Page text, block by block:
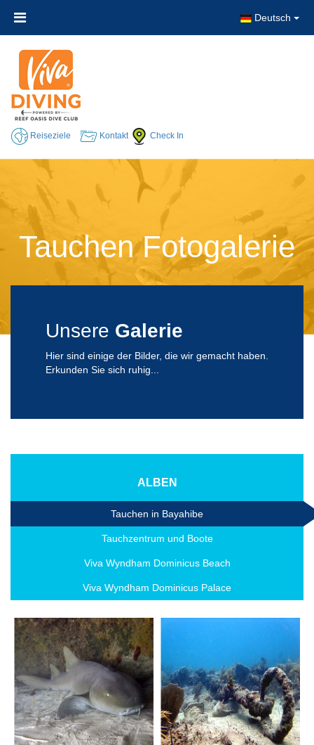
Deutsch
Reiseziele Kontakt Check In
Tauchen Fotogalerie
Unsere Galerie
Hier sind einige der Bilder, die wir gemacht haben.
Erkunden Sie sich ruhig...
ALBEN
Tauchen in Bayahibe
Tauchzentrum und Boote
Viva Wyndham Dominicus Beach
Viva Wyndham Dominicus Palace